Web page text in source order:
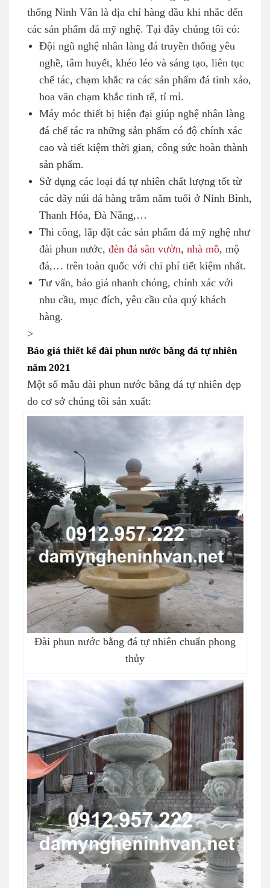
thống Ninh Vân là địa chỉ hàng đầu khi nhắc đến
các sản phẩm đá mỹ nghệ. Tại đây chúng tôi có:
Đội ngũ nghệ nhân làng đá truyền thống yêu
nghề, tâm huyết, khéo léo và sáng tạo, liên tục
chế tác, chạm khắc ra các sản phẩm đá tinh xảo,
hoa văn chạm khắc tinh tế, tỉ mỉ.
Máy móc thiết bị hiện đại giúp nghệ nhân làng
đá chế tác ra những sản phẩm có độ chính xác
cao và tiết kiệm thời gian, công sức hoàn thành
sản phẩm.
Sử dụng các loại đá tự nhiên chất lượng tốt từ
các dãy núi đá hàng trăm năm tuổi ở Ninh Bình,
Thanh Hóa, Đà Nẵng,…
Thi công, lắp đặt các sản phẩm đá mỹ nghệ như
đài phun nước, đèn đá sân vườn nhà mồ , mộ
đá,… trên toàn quốc với chi phí tiết kiệm nhất.
Tư vấn, báo giá nhanh chóng, chính xác với
nhu cầu, mục đích, yêu cầu của quý khách
hàng.
>
Báo giá thiết kế đài phun nước bằng đá tự nhiên
năm 2021
Một số mẫu đài phun nước bằng đá tự nhiên đẹp
do cơ sở chúng tôi sản xuất:
Đài phun nước bằng đá tự nhiên chuẩn phong
thủy